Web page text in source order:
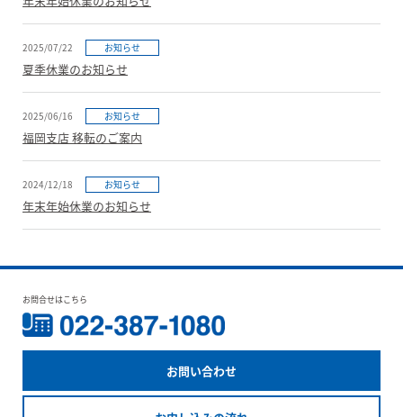
2025/07/22 お知らせ
夏季休業のお知らせ
2025/06/16 お知らせ
福岡支店 移転のご案内
2024/12/18 お知らせ
年末年始休業のお知らせ
お問合せはこちら
お問い合わせ